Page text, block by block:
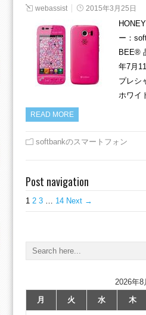
webassist 2015年3月25日
ー：
BEE®
年7月
プレシ
ホワイ
READ MORE
softbankのスマートフォン
Post navigation
1 2 3 14 Next →
2026年8
月
火 水 木